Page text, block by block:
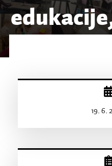
19. 6.